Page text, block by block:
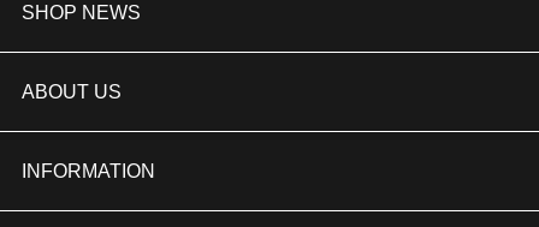
婚約指輪
結婚指輪
セットリング
SHOP NEWS
TAKEUCHI BRIDAL金沢本店情報
商品一覧
ABOUT US
会社概要
INFORMATION